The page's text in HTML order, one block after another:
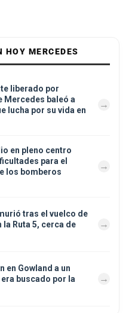
HOY MERCEDES
liberado por
Mercedes baleó a
lucha por su vida en
en pleno centro
para el
los bomberos
tras el vuelco de
la Ruta 5, cerca de
en Gowland a un
era buscado por la